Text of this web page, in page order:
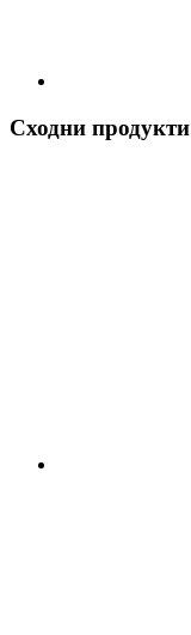
Сходни продукти